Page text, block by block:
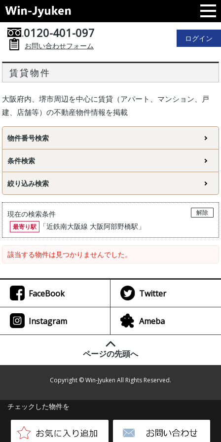
0120-401-097
お問い合わせフォーム
ログイン
賃貸物件
大阪府内、堺市周辺を中心に賃貸（アパート、マンション、戸
建、店舗等）の不動産物件情報を掲載
物件番号検索
条件検索
絞り込み検索
現在の検索条件
解除
最寄り駅
「近鉄南大阪線 大阪阿部野橋駅 」
該当する物件は見つかりませんでした。
チェックした物件を
FaceBook Twitter
Instagram Ameba
ページの先頭へ
Copyright © Win-Jyuken All Rights Reserved.